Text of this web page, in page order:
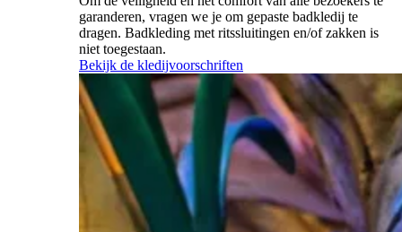
garanderen, vragen we je om gepaste badkledij te
dragen. Badkleding met ritssluitingen en/of zakken is
niet toegestaan.
Bekijk de kledijvoorschriften